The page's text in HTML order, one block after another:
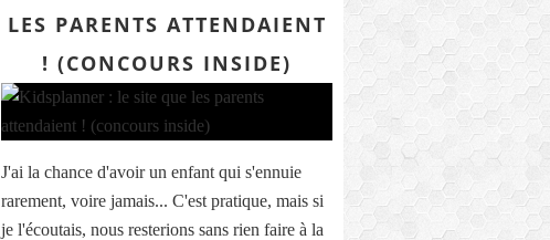
LES PARENTS ATTENDAIENT
! (CONCOURS INSIDE)
J'ai la chance d'avoir un enfant qui s'ennuie
rarement, voire jamais... C'est pratique, mais si
je l'écoutais, nous resterions sans rien faire à la